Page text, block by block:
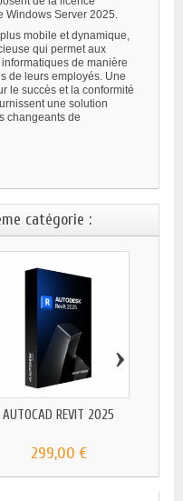
Server 2025.
mobile et dynamique,
qui permet aux
de manière
de leurs employés. Une
le succès et la conformité
une solution
changeants de
catégorie :
AUTOCAD REVIT 2025
299,00 €
›